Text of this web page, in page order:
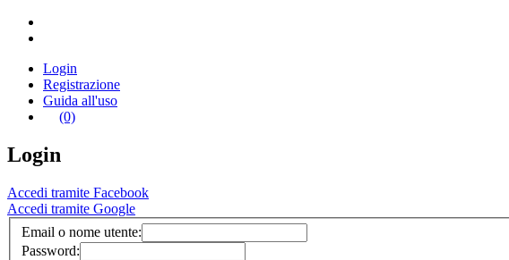
Login
Registrazione
Guida all'uso
(0)
Login
Accedi tramite Facebook
Accedi tramite Google
Email o nome utente:
Password: